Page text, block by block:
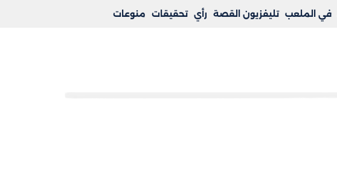
في الملعب تليفزيون القصة رأي تحقيقات منوعات